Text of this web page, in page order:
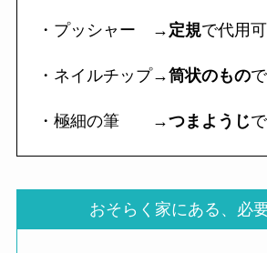
・プッシャー → 定規で代用可
・ネイルチップ→筒状のもの
・極細の筆 →つまようじ
おそらく家にある、必